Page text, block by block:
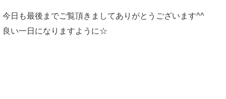
今日も最後までご覧頂きましてありがとうございます^^
良い一日になりますように☆